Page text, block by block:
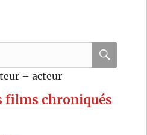
– acteur
films chroniqués